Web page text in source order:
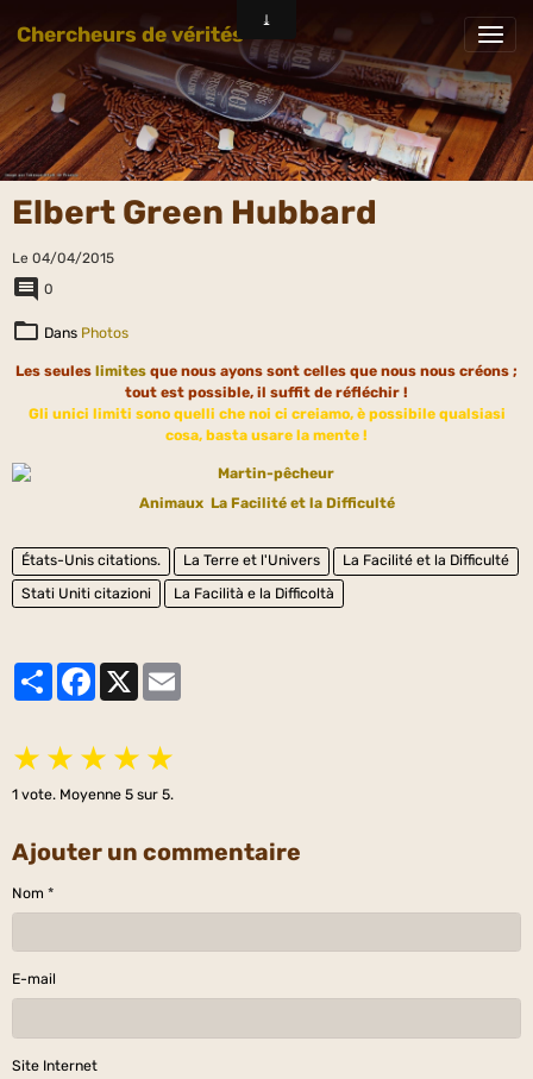
Chercheurs de vérités
Elbert Green Hubbard
Le 04/04/2015
0
Dans Photos
Les seules limites que nous ayons sont celles que nous nous créons ;
tout est possible, il suffit de réfléchir !
Gli unici limiti sono quelli che noi ci creiamo, è possibile qualsiasi
cosa, basta usare la mente !
Animaux La Facilité et la Difficulté
États-Unis citations. La Terre et l'Univers
La Facilité et la Difficulté
Stati Uniti citazioni
La Facilità e la Difficoltà
PartagerFacebook
X
★ ★ ★ ★ ★
1 vote. Moyenne 5 sur 5.
Ajouter un commentaire
Nom
E-mail
Site Internet